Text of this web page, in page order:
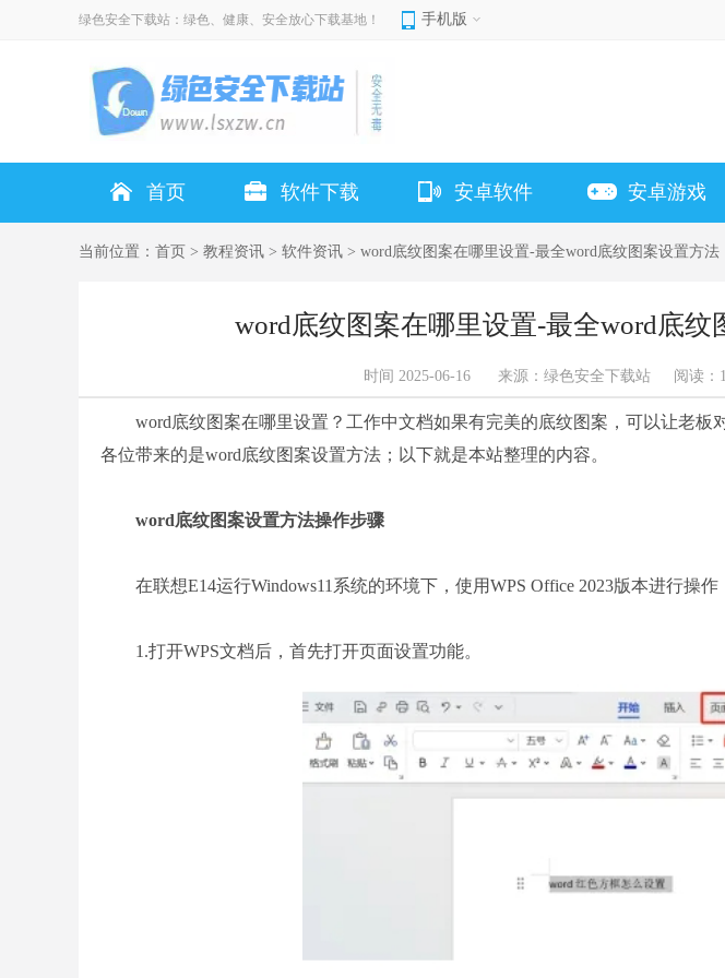
绿色安全下载站：绿色、健康、安全放心下载基地！ 手机版
首页 软件下载 安卓软件 安卓游戏
当前位置： 首页 > 教程资讯 > 软件资讯 > word底纹图案在哪里设置-最全word底纹图案设置方法
word底纹图案在哪里设置-最全word底纹
时间 2025-06-16 来源：绿色安全下载站 阅读：
word底纹图案在哪里设置？工作中文档如果有完美的底纹图案，可以让老板
各位带来的是word底纹图案设置方法；以下就是本站整理的内容。
word底纹图案设置方法操作步骤
在联想E14运行Windows11系统的环境下，使用WPS Office 2023版本进行操作
1.打开WPS文档后，首先打开页面设置功能。